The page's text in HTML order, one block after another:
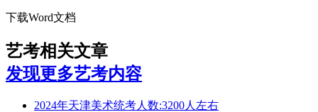
下载Word文档
艺考相关文章
发现更多艺考内容
2024年天津美术统考人数:3200人左右